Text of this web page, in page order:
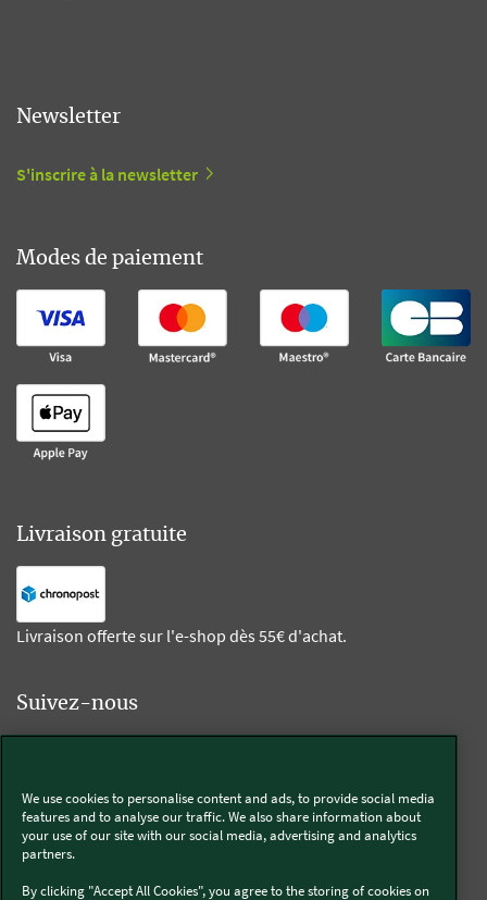
Newsletter
S'inscrire à la newsletter
Modes de paiement
Livraison gratuite
Livraison offerte sur l'e-shop dès 55€ d'achat.
Suivez-nous
Thermomix®
We use cookies to personalise content and ads, to provide social media
features and to analyse our traffic. We also share information about
your use of our site with our social media, advertising and analytics
partners.
By clicking "Accept All Cookies", you agree to the storing of cookies on